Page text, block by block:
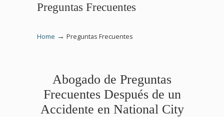
Preguntas Frecuentes
Home → Preguntas Frecuentes
Abogado de Preguntas
Frecuentes Después de un
Accidente en National City